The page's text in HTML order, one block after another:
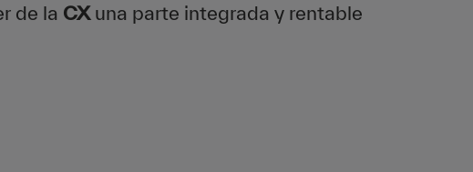
de la CXuna parte integrada y rentable